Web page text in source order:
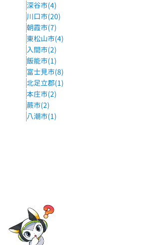
深谷市(4)
川口市(20)
朝霞市(7)
東松山市(4)
入間市(2)
飯能市(1)
富士見市(8)
北足立郡(1)
本庄市(2)
蕨市(2)
八潮市(1)